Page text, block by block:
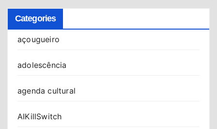
Categories
açougueiro
adolescência
agenda cultural
AIKillSwitch